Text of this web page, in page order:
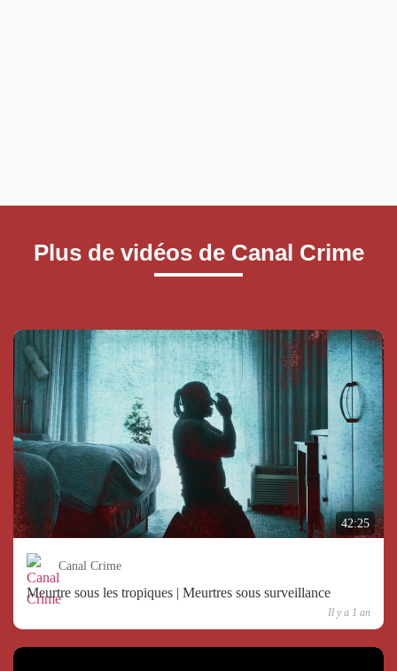
Plus de vidéos de Canal Crime
42:25
Canal Crime
Meurtre sous les tropiques | Meurtres sous surveillance
Il y a 1 an